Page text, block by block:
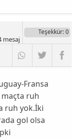
Teşekkür: 0
mesaj
Fransa
maçta ruh
ruh yok.İki
gol olsa